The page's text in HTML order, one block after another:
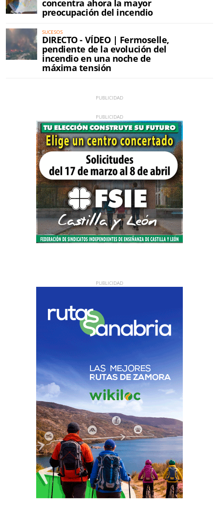
concentra ahora la mayor
preocupación del incendio
SUCESOS
DIRECTO - VÍDEO | Fermoselle,
pendiente de la evolución del
incendio en una noche de
máxima tensión